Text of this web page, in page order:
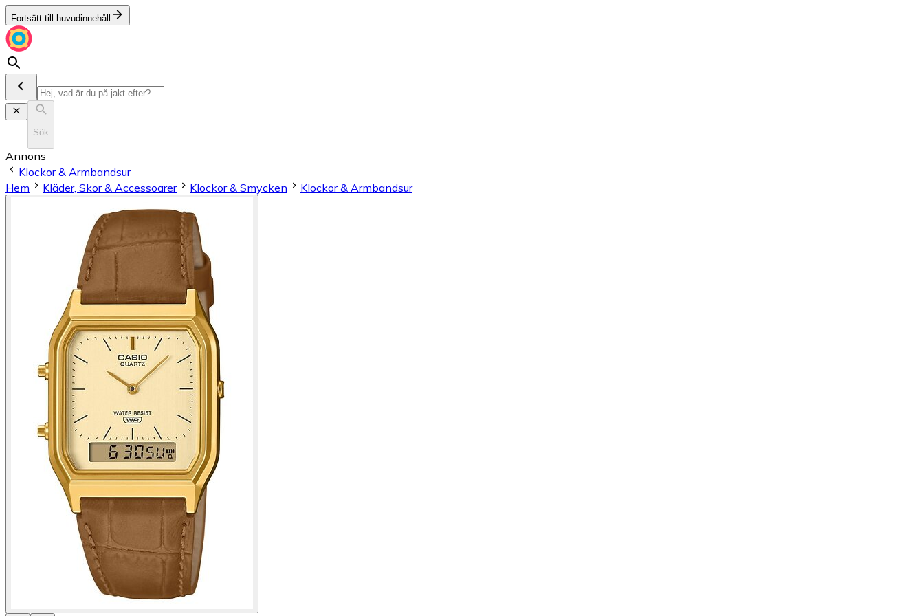
Fortsätt till huvudinnehåll
Sök
Annons
Klockor & Armbandsur
Hem
Kläder, Skor & Accessoarer Klockor & Smycken Klockor & Armbandsur